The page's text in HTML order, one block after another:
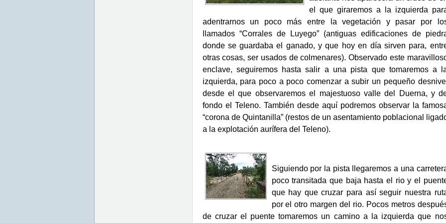
el que giraremos a la izquierda
adentrarnos un poco más entre la vegetación y pasar por
llamados “Corrales de Luyego” (antiguas edificaciones de
donde se guardaba el ganado, y que hoy en día sirven para,
otras cosas, ser usados de colmenares). Observado este
enclave, seguiremos hasta salir a una pista que tomaremos a
izquierda, para poco a poco comenzar a subir un pequeño desnivel
desde el que observaremos el majestuoso valle del Duerna, y
fondo el Teleno. También desde aquí podremos observar la
“corona de Quintanilla” (restos de un asentamiento poblacional
a la explotación aurífera del Teleno).
Siguiendo por la pista llegaremos a una
poco transitada que baja hasta el rio y el
que hay que cruzar para así seguir nuestra
por el otro margen del rio. Pocos metros
de cruzar el puente tomaremos un camino a la izquierda que